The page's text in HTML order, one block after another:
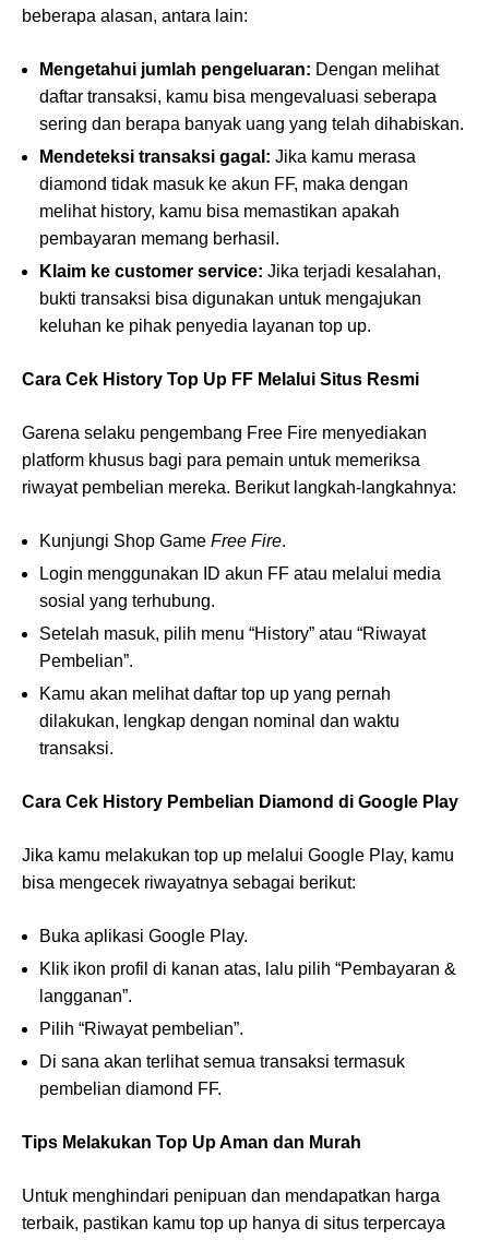
beberapa alasan, antara lain:
Mengetahui jumlah pengeluaran: Dengan melihat
daftar transaksi, kamu bisa mengevaluasi seberapa
sering dan berapa banyak uang yang telah dihabiskan.
Mendeteksi transaksi gagal: Jika kamu merasa
diamond tidak masuk ke akun FF, maka dengan
melihat history, kamu bisa memastikan apakah
pembayaran memang berhasil.
Klaim ke customer service: Jika terjadi kesalahan,
bukti transaksi bisa digunakan untuk mengajukan
keluhan ke pihak penyedia layanan top up.
Cara Cek History Top Up FF Melalui Situs Resmi
Garena selaku pengembang Free Fire menyediakan
platform khusus bagi para pemain untuk memeriksa
riwayat pembelian mereka. Berikut langkah-langkahnya:
Kunjungi Shop Game Free Fire.
Login menggunakan ID akun FF atau melalui media
sosial yang terhubung.
Setelah masuk, pilih menu “History” atau “Riwayat
Pembelian”.
Kamu akan melihat daftar top up yang pernah
dilakukan, lengkap dengan nominal dan waktu
transaksi.
Cara Cek History Pembelian Diamond di Google Play
Jika kamu melakukan top up melalui Google Play, kamu
bisa mengecek riwayatnya sebagai berikut:
Buka aplikasi Google Play.
Klik ikon profil di kanan atas, lalu pilih “Pembayaran &
langganan”.
Pilih “Riwayat pembelian”.
Di sana akan terlihat semua transaksi termasuk
pembelian diamond FF.
Tips Melakukan Top Up Aman dan Murah
Untuk menghindari penipuan dan mendapatkan harga
terbaik, pastikan kamu top up hanya di situs terpercaya